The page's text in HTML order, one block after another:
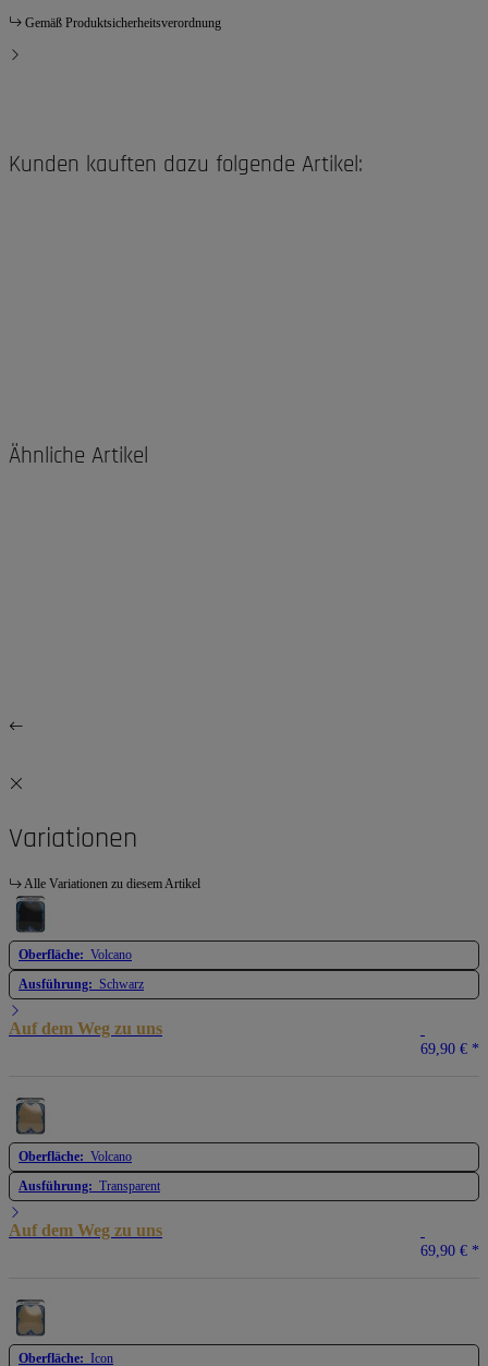
Gemäß Produktsicherheitsverordnung
Kunden kauften dazu folgende Artikel:
Ähnliche Artikel
Variationen
Alle Variationen zu diesem Artikel
Oberfläche: Volcano
Ausführung: Schwarz
Auf dem Weg zu uns
69,90 € *
Oberfläche: Volcano
Ausführung: Transparent
Auf dem Weg zu uns
69,90 € *
Oberfläche: Icon